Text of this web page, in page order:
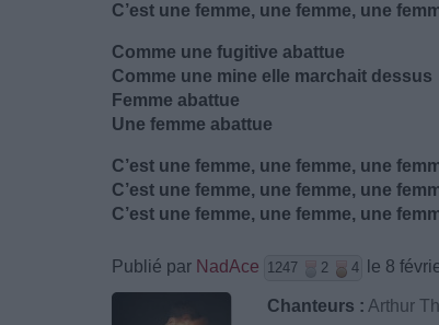
C’est une femme, une femme, une
Comme une fugitive abattue
Comme une mine elle marchait dessus
Femme abattue
Une femme abattue
C’est une femme, une femme, une
C’est une femme, une femme, une
C’est une femme, une femme, une
Publié par NadAce 1247 2 4 le 8
Chanteurs : Arthur